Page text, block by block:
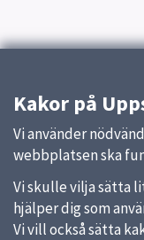
Kakor på
Vi använder
webbplatsen ska
Vi skulle vilja sätta
hjälper dig som
Vi vill också sätta